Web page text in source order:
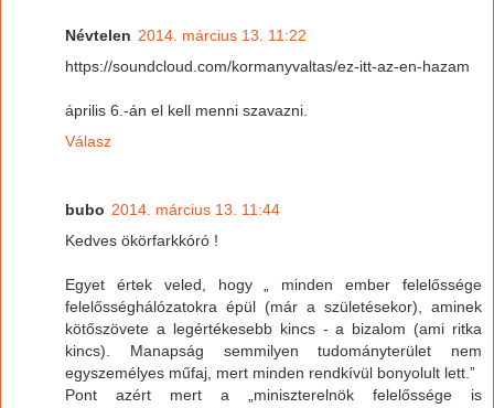
Névtelen 2014. március 13. 11:22
https://soundcloud.com/kormanyvaltas/ez-itt-az-en-hazam
április 6.-án el kell menni szavazni.
Válasz
bubo 2014. március 13. 11:44
Kedves ökörfarkkóró !
Egyet értek veled, hogy „ minden ember felelőssége
felelősséghálózatokra épül (már a születésekor), aminek
kötőszövete a legértékesebb kincs - a bizalom (ami ritka
kincs). Manapság semmilyen tudományterület nem
egyszemélyes műfaj, mert minden rendkívül bonyolult lett.”
Pont azért mert a „miniszterelnök felelőssége is